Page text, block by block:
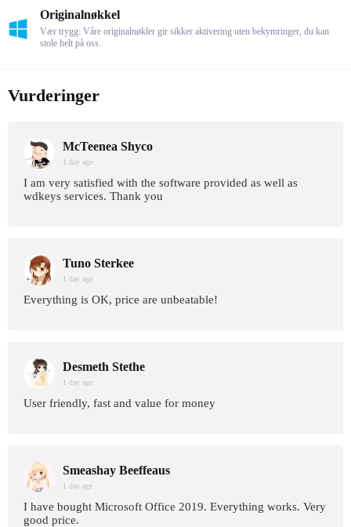
Originalnøkkel
Vær trygg: Våre originalnøkler gir sikker aktivering uten bekymringer, du kan
stole helt på oss.
Vurderinger
McTeenea Shyco
1 day age
I am very satisfied with the software provided as well as
wdkeys services. Thank you
Tuno Sterkee
1 day age
Everything is OK, price are unbeatable!
Desmeth Stethe
1 day age
User friendly, fast and value for money
Smeashay Beeffeaus
1 day age
I have bought Microsoft Office 2019. Everything works. Very
good price.